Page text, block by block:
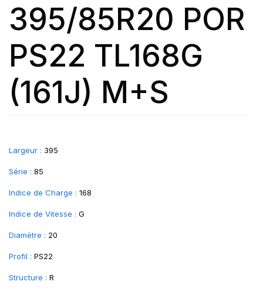
395/85R20 POR
PS22 TL168G
(161J) M+S
Largeur : 395
Série : 85
Indice de Charge : 168
Indice de Vitesse : G
Diamètre : 20
Profil : PS22
Structure : R